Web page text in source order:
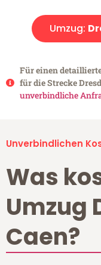
Umzug:
Für einen
für die Strecke
unverbindliche
Unverbindlichen
Was
Umzug
Caen?